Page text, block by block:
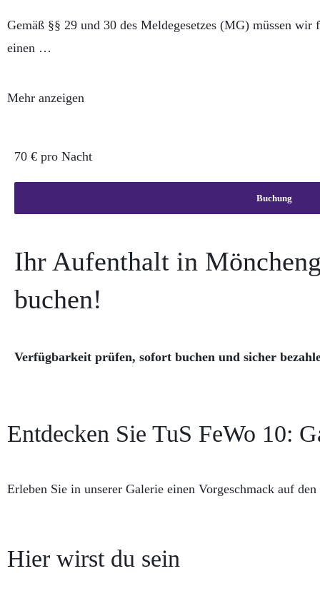
Gemäß §§ 29 und 30 des Meldegesetzes (MG) müssen wir
einen …
Mehr anzeigen
70 € pro Nacht
Buchung
Ihr Aufenthalt in
buchen!
Verfügbarkeit prüfen, sofort buchen und sicher
Entdecken Sie TuS FeWo 10:
Erleben Sie in unserer Galerie einen Vorgeschmack auf
Hier wirst du sein